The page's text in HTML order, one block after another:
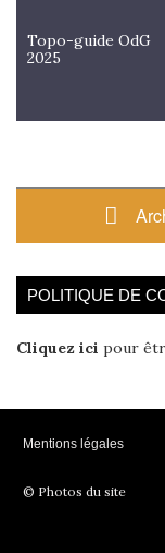
Topo-guide OdG
2025
POLITIQUE DE
Cliquez ici pour
Mentions légales
© Photos du site